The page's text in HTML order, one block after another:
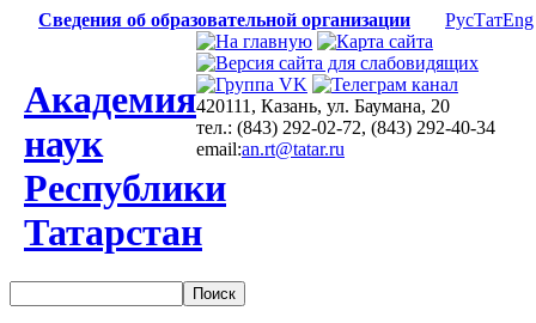
Сведения об образовательной организации РусТатEng
Академия
наук
Республики
Татарстан
420111, Казань, ул. Баумана, 20
тел.: (843) 292-02-72, (843) 292-40-34
email:an.rt@tatar.ru